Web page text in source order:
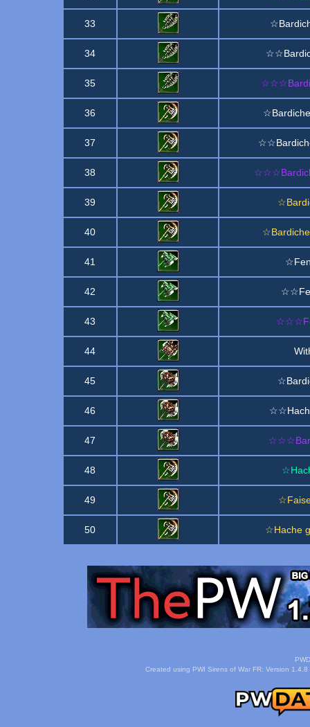
33
34
35
36
37
38
39
40
41
42
43
44
45
46
47
48
49
50 ☆Hache
Created using PWI Sirens of War FR: Version